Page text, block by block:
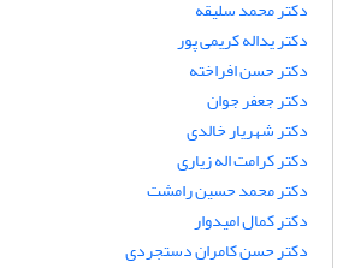
دکتر محمد سلیقه
دکتر یداله کریمی پور
دکتر حسن افراخته
دکتر جعفر جوان
دکتر شهریار خالدی
دکتر کرامت اله زیاری
دکتر محمد حسین رامشت
دکتر کمال امیدوار
دکتر حسن کامران دستجردی